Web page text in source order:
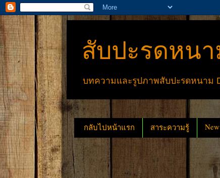
สับปะรดหน
บทความและรูปภาพสับปะรดหนาม
กลับไปหน้าแรก สาระความรู้